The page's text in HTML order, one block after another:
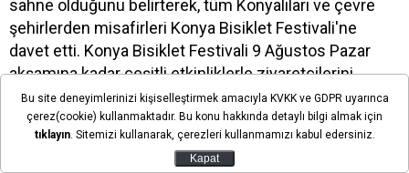
sahne olduğunu belirterek, tüm Konyalıları ve çevre
şehirlerden misafirleri Konya Bisiklet Festivali'ne
davet etti. Konya Bisiklet Festivali 9 Ağustos Pazar
akşamına kadar çeşitli etkinliklerle ziyaretçilerini
ağırlamaya devam edecek.
Konya Büyükşehir Belediyesi, Konya'nın "2026 Avrupa
Bisiklet Başkenti” ünvanını yıl boyunca düzenlediği
Bu site deneyimlerinizi kişiselleştirmek amacıyla KVKK ve GDPR uyarınca
çerez(cookie) kullanmaktadır. Bu konu hakkında detaylı bilgi almak için
tıklayın. Sitemizi kullanarak, çerezleri kullanmamızı kabul edersiniz.
Kapat